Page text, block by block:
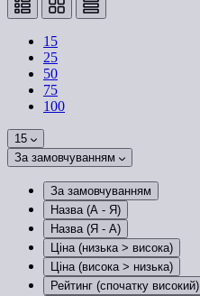
15
25
50
75
100
15
За замовчуванням
За замовчуванням
Назва (А - Я)
Назва (Я - А)
Ціна (низька > висока)
Ціна (висока > низька)
Рейтинг (спочатку високий)